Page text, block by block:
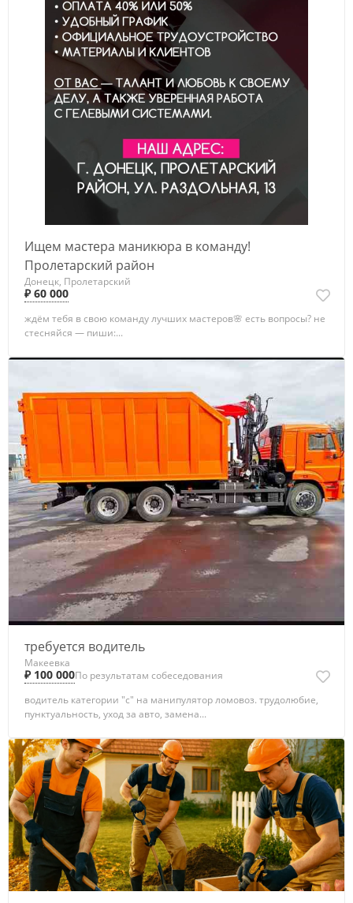
Ищем мастера маникюра в команду!
Пролетарский район
Донецк, Пролетарский
₽ 60 000
ждём тебя в свою команду лучших мастеров🌸 есть вопросы? не
стесняйся — пиши:...
требуется водитель
Макеевка
₽ 100 000По результатам собеседования
водитель категории "с" на манипулятор ломовоз. трудолюбие,
пунктуальность, уход за авто, замена...